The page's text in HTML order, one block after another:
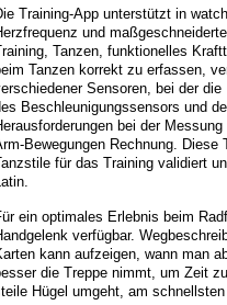
Training-App unterstützt in
und
Tanzen, funktionelles
Tanzen korrekt zu erfassen,
Sensoren, bei der
Beschleunigungssensors und
bei der
Bewegungen Rechnung.
für das Training validiert
Latin.
ein optimales Erlebnis beim
verfügbar.
kann aufzeigen, wann man
die Treppe nimmt, um Zeit
Hügel umgeht, am